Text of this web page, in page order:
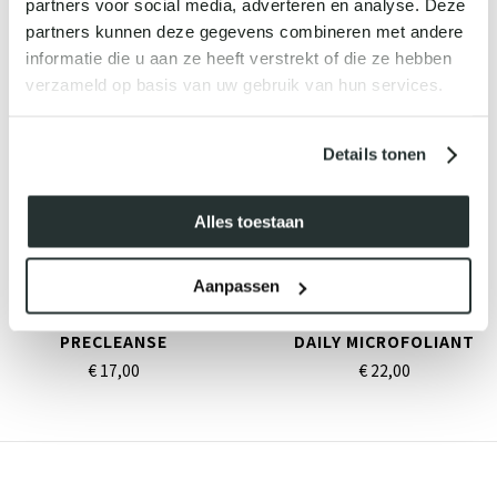
partners voor social media, adverteren en analyse. Deze
partners kunnen deze gegevens combineren met andere
informatie die u aan ze heeft verstrekt of die ze hebben
verzameld op basis van uw gebruik van hun services.
Details tonen
Alles toestaan
Aanpassen
GERELATEERDE PRODUCTEN
PRECLEANSE
€ 17,00
DAILY MICROFOLIANT
€ 22,00